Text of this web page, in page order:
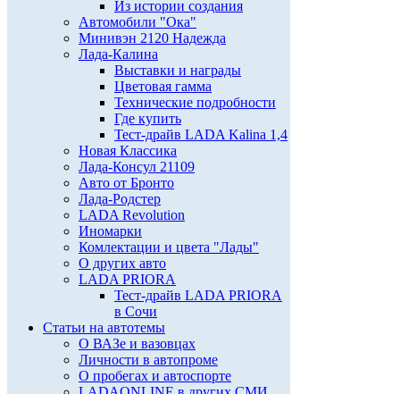
Из истории создания
Автомобили "Ока"
Минивэн 2120 Надежда
Лада-Калина
Выставки и награды
Цветовая гамма
Технические подробности
Где купить
Тест-драйв LADA Kalina 1,4
Новая Классика
Лада-Консул 21109
Авто от Бронто
Лада-Родстер
LADA Revolution
Иномарки
Комлектации и цвета "Лады"
О других авто
LADA PRIORA
Тест-драйв LADA PRIORA
в Сочи
Статьи на автотемы
О ВАЗе и вазовцах
Личности в автопроме
О пробегах и автоспорте